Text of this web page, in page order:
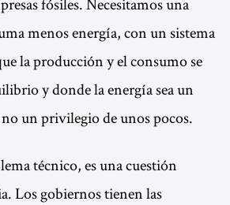
menos energía, con un sistema
la producción y el consumo se
y donde la energía sea un
un privilegio de unos pocos.
técnico, es una cuestión
Los gobiernos tienen las